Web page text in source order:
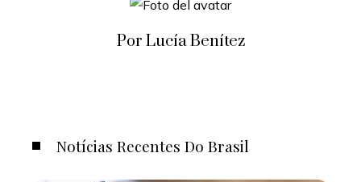
Por Lucía Benítez
Notícias Recentes Do Brasil